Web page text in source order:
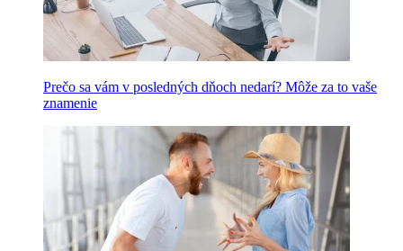
Prečo sa vám v posledných dňoch nedarí? Môže za to vaše
znamenie